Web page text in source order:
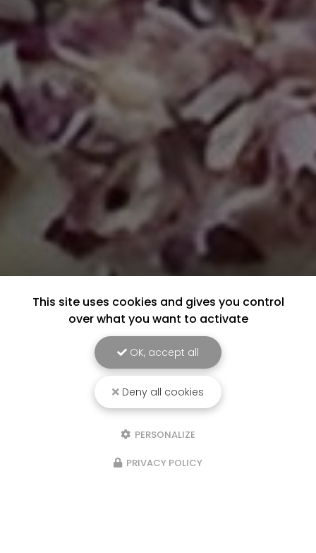
This site uses cookies and gives you control
over what you want to activate
OK, accept all
Deny all cookies
PERSONALIZE
PRIVACY POLICY